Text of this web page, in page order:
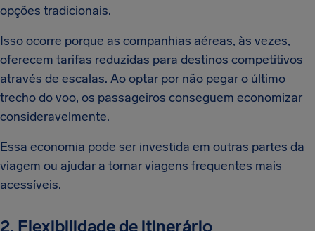
opções tradicionais.
Isso ocorre porque as companhias aéreas, às vezes,
oferecem tarifas reduzidas para destinos competitivos
através de escalas. Ao optar por não pegar o último
trecho do voo, os passageiros conseguem economizar
consideravelmente.
Essa economia pode ser investida em outras partes da
viagem ou ajudar a tornar viagens frequentes mais
acessíveis.
2. Flexibilidade de itinerário